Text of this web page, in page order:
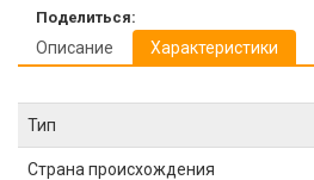
Поделиться:
Описание Характеристики
Тип
Страна происхождения